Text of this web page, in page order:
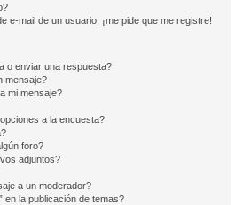
e-mail de un usuario, ¡me pide que me registre!
o enviar una respuesta?
mensaje?
mi mensaje?
a la encuesta?
foro?
adjuntos?
a un moderador?
en la publicación de temas?